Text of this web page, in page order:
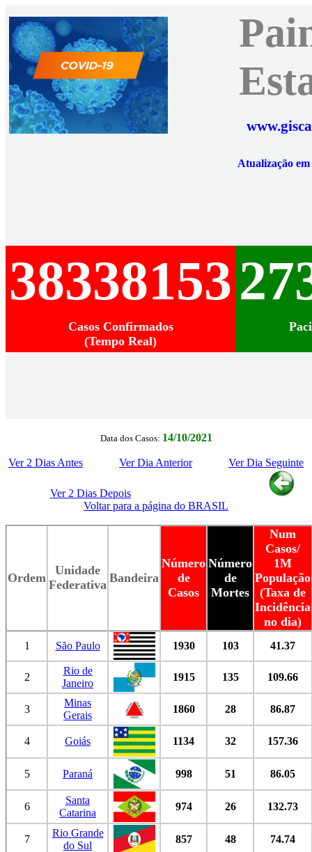
Atualização
38338153
Casos Confirmados
(Tempo Real)
Data dos Casos: 14/10/2021
Ver 2 Dias Antes Ver Dia Anterior Ver Dia Seguinte
Ver 2 Dias Depois
Voltar para a página do BRASIL
Ordem
Unidade
Federativa Bandeira
Número
de
Casos
Número
de
Mortes
Num
Casos/
1M
População
(Taxa de
Incidência
no dia)
1 São Paulo 1930 103 41.37
2
Rio de
Janeiro
1915 135 109.66
3
Minas
Gerais
1860 28 86.87
4 Goiás 1134 32 157.36
5 Paraná 998 51 86.05
6
Santa
Catarina
974 26 132.73
7
Rio Grande
do Sul
857 48 74.74